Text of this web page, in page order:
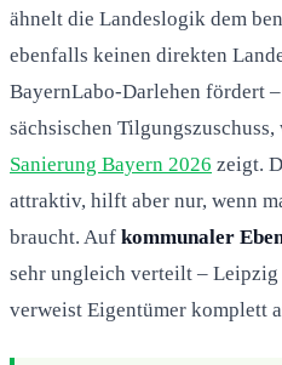
ähnelt die Landeslogik dem
ebenfalls keinen direkten
BayernLabo-Darlehen fördert
sächsischen Tilgungszuschuss,
Sanierung Bayern 2026 zeigt.
attraktiv, hilft aber nur, wenn
braucht. Auf kommunaler
sehr ungleich verteilt – Leipzig
verweist Eigentümer komplett